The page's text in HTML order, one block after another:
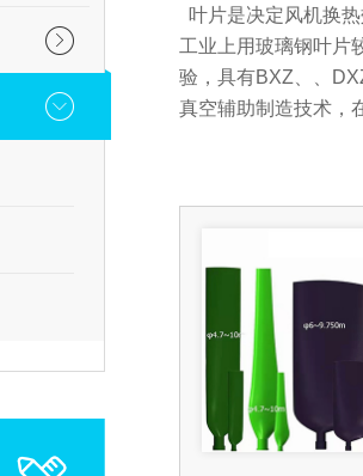
叶片是决定风机换
工业上用玻璃钢叶片
验，具有BXZ、、
真空辅助制造技术，